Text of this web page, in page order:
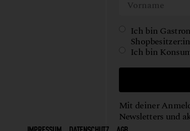
Ich bin
Shopbesitzer:in
Ich bin
Mit deiner
Newsletters und